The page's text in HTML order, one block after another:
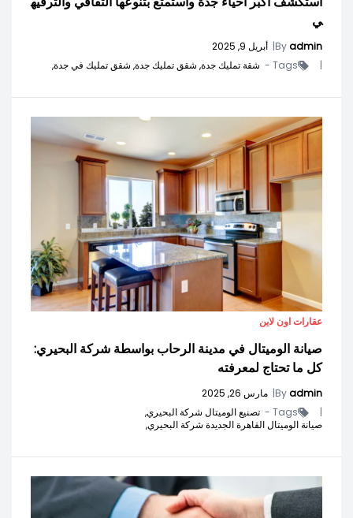
ي
Byadmin
| أبريل 9, 2025
|
Tags - شقة تمليك جدة, شقق تمليك جدة, شقق تمليك في جدة,
عقارات اون لاين
صيانة الوميتال في مدينة الرحاب بواسطة شركة البحيري:
كل ما تحتاج لمعرفته
Byadmin
| مارس 26, 2025
|
Tags -
تصنيع الوميتال شركة البحيري,
صيانة الوميتال القاهرة الجديدة شركة البحيري,